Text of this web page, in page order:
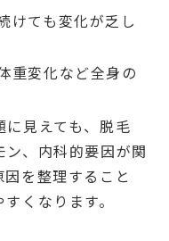
けても変化が乏し
重変化など全身の
見えても、脱毛
、内科的要因が関
を整理すること
くなります。